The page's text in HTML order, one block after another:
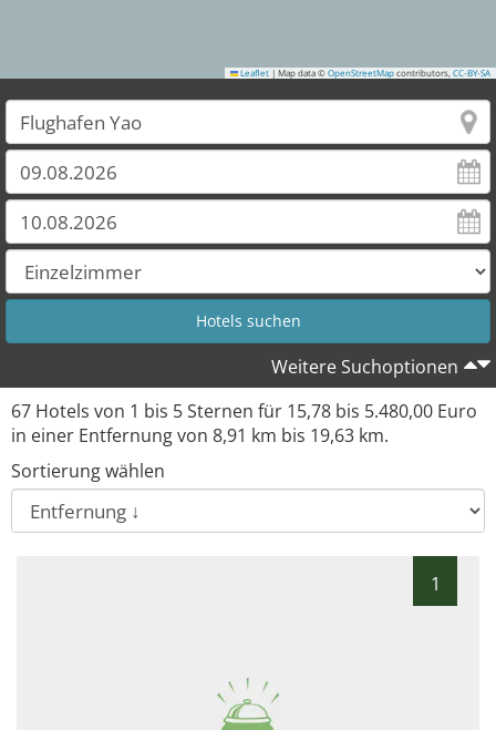
Leaflet | Map data © OpenStreetMap contributors, CC-BY-SA
Weitere Suchoptionen
67 Hotels von 1 bis 5Sternen für 15,78 bis 5.480,00 Euro
in einer Entfernung von 8,91 km bis 19,63 km.
Sortierung wählen
1